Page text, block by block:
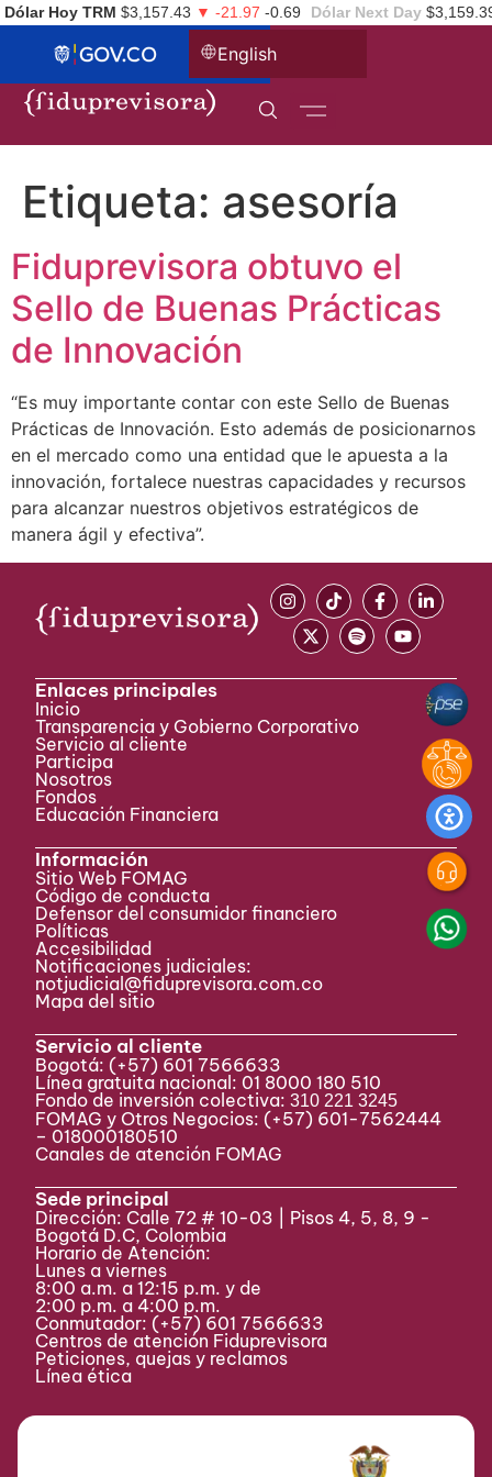
Dólar Hoy TRM $3,157.43 ▼ -21.97 -0.69 Dólar Next Day
English
Etiqueta: asesoría
Fiduprevisora obtuvo el
Sello de Buenas Prácticas
de Innovación
“Es muy importante contar con este Sello de Buenas
Prácticas de Innovación. Esto además de posicionarnos
en el mercado como una entidad que le apuesta a la
innovación, fortalece nuestras capacidades y recursos
para alcanzar nuestros objetivos estratégicos de
manera ágil y efectiva”.
Enlaces principales
Inicio
Transparencia y Gobierno Corporativo
Servicio al cliente
Participa ​
Nosotros
Fondos
Educación Financiera
Información
Sitio Web FOMAG
Código de conducta
Defensor del consumidor financiero
Políticas
Accesibilidad
Notificaciones judiciales:
notjudicial@fiduprevisora.com.co
Mapa del sitio
Servicio al cliente
Bogotá: (+57) 601 7566633
Línea gratuita nacional: 01 8000 180 510
Fondo de inversión colectiva:310 221 3245
FOMAG y Otros Negocios: (+57) 601-7562444
– 018000180510
Canales de atención FOMAG
Sede principal
Dirección: Calle 72 # 10-03 | Pisos 4, 5, 8, 9 -
Bogotá D.C, Colombia
Horario de Atención:
Lunes a viernes
8:00 a.m. a 12:15 p.m. y de
2:00 p.m. a 4:00 p.m.
Conmutador: (+57) 601 7566633
Centros de atención Fiduprevisora
Peticiones, quejas y reclamos
Línea ética